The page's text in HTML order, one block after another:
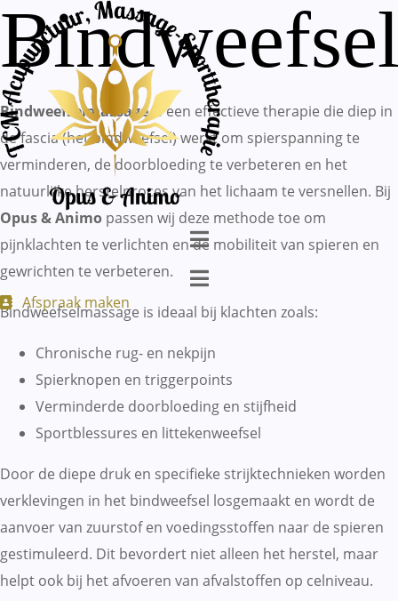
Afspraak maken
Bindweefselmassageis een effectieve therapie die diep in
de fascia (het bindweefsel) werkt om spierspanning te
verminderen, de doorbloeding te verbeteren en het
natuurlijke herstelproces van het lichaam te versnellen. Bij
Opus & Animo passen wij deze methode toe om
pijnklachten te verlichten en de mobiliteit van spieren en
gewrichten te verbeteren.
Bindweefselmassage is ideaal bij klachten zoals:
Chronische rug- en nekpijn
Spierknopen en triggerpoints
Verminderde doorbloeding en stijfheid
Sportblessures en littekenweefsel
Door de diepe druk en specifieke strijktechnieken worden
verklevingen in het bindweefsel losgemaakt en wordt de
aanvoer van zuurstof en voedingsstoffen naar de spieren
gestimuleerd. Dit bevordert niet alleen het herstel, maar
helpt ook bij het afvoeren van afvalstoffen op celniveau.